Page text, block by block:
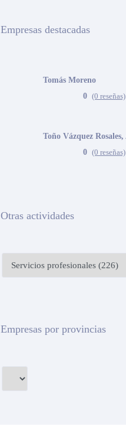
Empresas destacadas
Tomás Moreno
0 (0 reseñas)
0 (0 reseñas)
Otras actividades
Empresas por provincias